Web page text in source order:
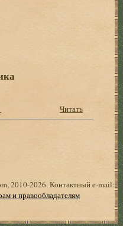
Читать
2010-2026. Контактный e-mail:
и правообладателям